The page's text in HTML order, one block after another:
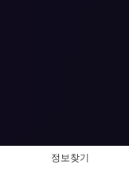
정보찾기